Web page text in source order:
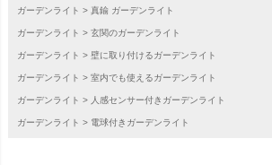
ガーデンライト 真鍮 ガーデンライト
ガーデンライト 玄関のガーデンライト
ガーデンライト 壁に取り付けるガーデンライト
ガーデンライト 室内でも使えるガーデンライト
ガーデンライト 人感センサー付きガーデンライト
ガーデンライト 電球付きガーデンライト